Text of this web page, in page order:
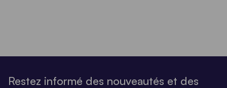
Restez informé des nouveautés et des